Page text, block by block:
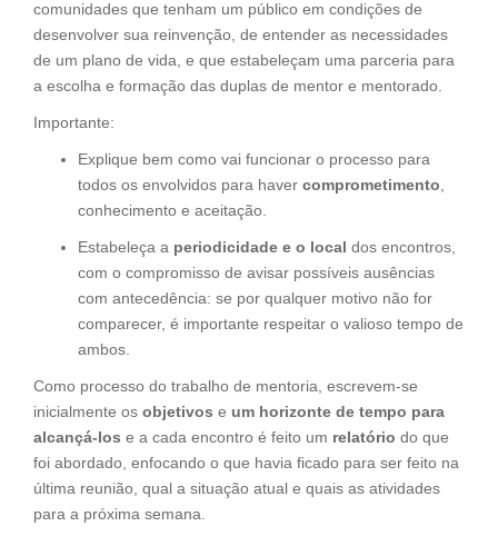
comunidades que tenham um público em condições de
desenvolver sua reinvenção, de entender as necessidades
de um plano de vida, e que estabeleçam uma parceria para
a escolha e formação das duplas de mentor e mentorado.
Importante:
Explique bem como vai funcionar o processo para
todos os envolvidos para haver comprometimento
conhecimento e aceitação.
Estabeleça a periodicidade e o local dos encontros,
com o compromisso de avisar possíveis ausências
com antecedência: se por qualquer motivo não for
comparecer, é importante respeitar o valioso tempo de
ambos.
Como processo do trabalho de mentoria, escrevem-se
inicialmente os objetivos e um horizonte de tempo para
alcançá-los e a cada encontro é feito um relatório do que
foi abordado, enfocando o que havia ficado para ser feito na
última reunião, qual a situação atual e quais as atividades
para a próxima semana.